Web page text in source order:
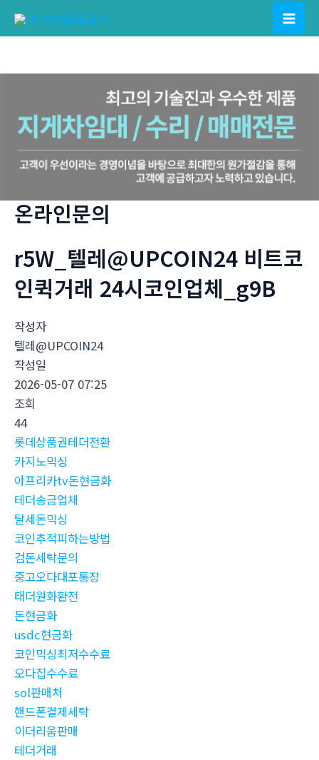
Main
온라인문의
r5W_텔레@UPCOIN24 비트코
인퀵거래 24시코인업체_g9B
작성자
텔레@UPCOIN24
작성일
2026-05-07 07:25
조회
44
롯데상품권테더전환
카지노믹싱
아프리카tv돈현금화
테더송금업체
탈세돈믹싱
코인추적피하는방법
검돈세탁문의
중고오다대포통장
태더원화환전
돈현금화
usdc현금화
코인믹싱최저수수료
오다집수수료
sol판매처
핸드폰결제세탁
이더리움판매
테더거래